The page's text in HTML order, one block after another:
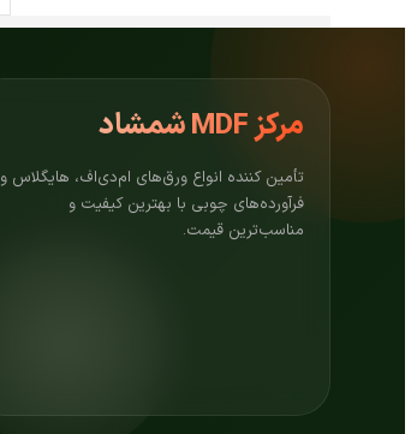
مرکزMDF شمشاد
تأمین کننده انواع ورق‌های ام‌دی‌اف، هایگلاس و
فرآورده‌های چوبی با بهترین کیفیت و
مناسب‌ترین قیمت.